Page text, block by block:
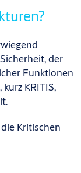
der
Funktionen
KRITIS,
Kritischen